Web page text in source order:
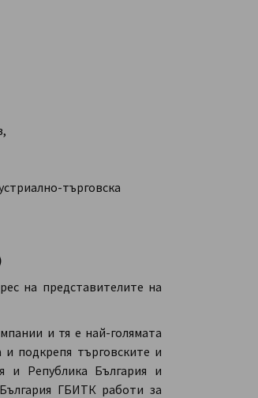
търговска
на представителите на
и тя е най-голямата
подкрепя търговските и
и Република България и
ГБИТК работи за